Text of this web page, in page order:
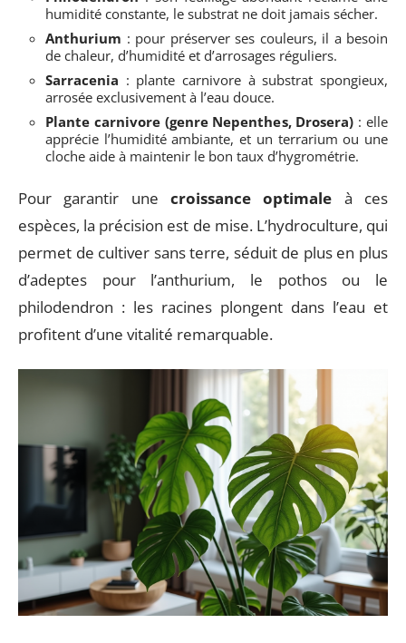
humidité constante, le substrat ne doit jamais sécher.
Anthurium : pour préserver ses couleurs, il a besoin
de chaleur, d’humidité et d’arrosages réguliers.
Sarracenia : plante carnivore à substrat spongieux,
arrosée exclusivement à l’eau douce.
Plante carnivore (genre Nepenthes, Drosera) : elle
apprécie l’humidité ambiante, et un terrarium ou une
cloche aide à maintenir le bon taux d’hygrométrie.
Pour garantir une croissance optimale à ces
espèces, la précision est de mise. L’hydroculture, qui
permet de cultiver sans terre, séduit de plus en plus
d’adeptes pour l’anthurium, le pothos ou le
philodendron : les racines plongent dans l’eau et
profitent d’une vitalité remarquable.